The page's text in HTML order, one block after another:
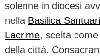
solenne in diocesi
nella Basilica
Lacrime, scelta
della città.